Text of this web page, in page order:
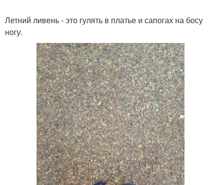
Летний ливень - это гулять в платье и сапогах на босу
ногу.